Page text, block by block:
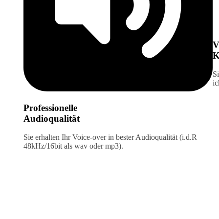
Professionelle
Audioqualität
Sie erhalten Ihr Voice-over in bester Audioqualität (i.d.R
48kHz/16bit als wav oder mp3).